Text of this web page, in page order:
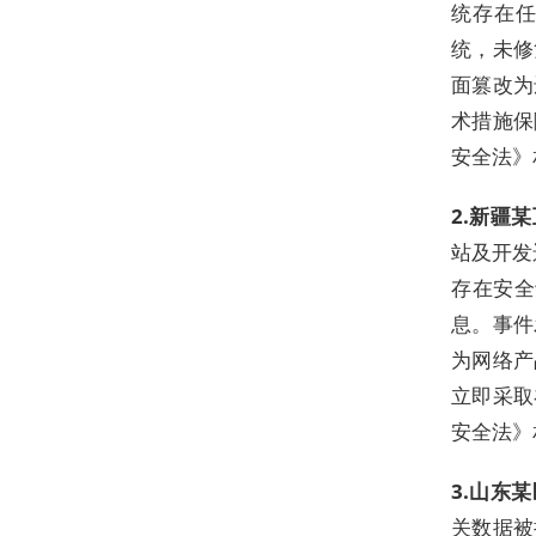
统存在
统，未
面篡改
术措施
安全法
2.新疆
站及开
存在安
息。事
为网络
立即采
安全法
3.山东
关数据